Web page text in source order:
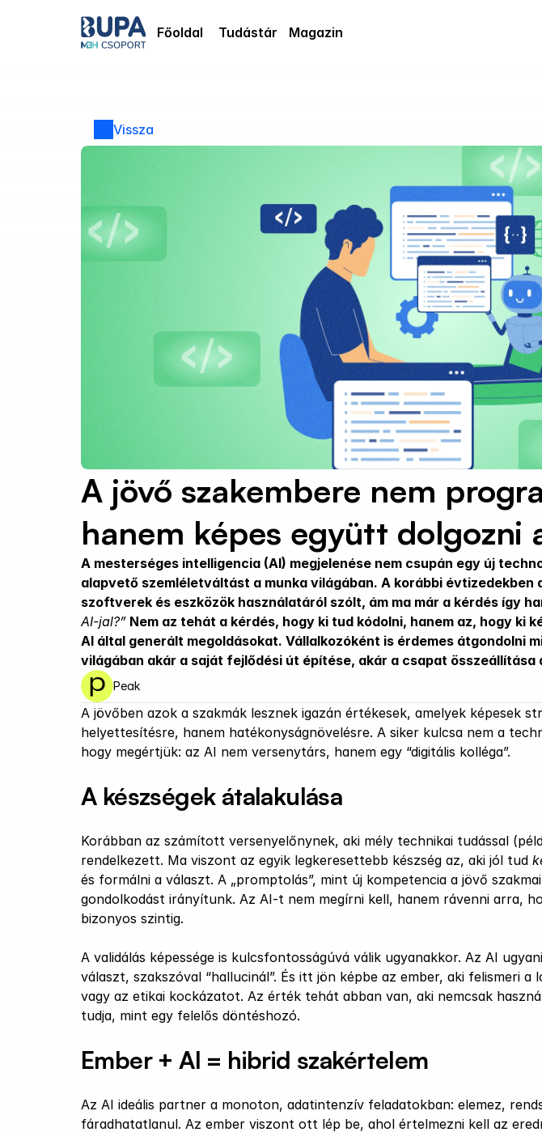
Főoldal Tudástár Magazin
Vissza
A jövő szakembere nem
hanem képes együtt dolgozni
A mesterséges intelligencia (AI) megjelenése nem csupán egy új
alapvető szemléletváltást a munka világában. A korábbi
szoftverek és eszközök használatáról szólt, ám ma már a kérdés így
AI-jal?” Nem az tehát a kérdés, hogy ki tud kódolni, hanem az, hogy ki
AI által generált megoldásokat. Vállalkozóként is érdemes átgondolni
világában akár a saját fejlődési út építése, akár a csapat összeállítása
Peak
A jövőben azok a szakmák lesznek igazán értékesek, amelyek képesek
helyettesítésre, hanem hatékonyságnövelésre. A siker kulcsa nem a
hogy megértjük: az AI nem versenytárs, hanem egy “digitális kolléga”.
A készségek átalakulása
Korábban az számított versenyelőnynek, aki mély technikai tudással
rendelkezett. Ma viszont az egyik legkeresettebb készség az, aki jól tud
és formálni a választ. A „promptolás”, mint új kompetencia a jövő
gondolkodást irányítunk. Az AI-t nem megírni kell, hanem rávenni arra,
bizonyos szintig.
A validálás képessége is kulcsfontosságúvá válik ugyanakkor. Az AI
választ, szakszóval “hallucinál”. És itt jön képbe az ember, aki felismeri
vagy az etikai kockázatot. Az érték tehát abban van, aki nemcsak
tudja, mint egy felelős döntéshozó.
Ember + AI = hibrid szakértelem
Az AI ideális partner a monoton, adatintenzív feladatokban: elemez,
fáradhatatlanul. Az ember viszont ott lép be, ahol értelmezni kell az